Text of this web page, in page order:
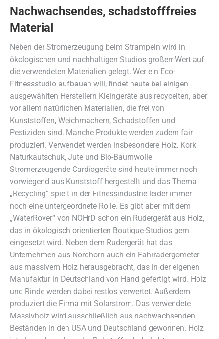
Nachwachsendes, schadstofffreies
Material
Neben der Stromerzeugung beim Strampeln wird in
ökologischen und nachhaltigen Studios großerr Wert auf
die verwendeten Materialien gelegt. Wer ein Eco-
Fitnessstudio aufbauen will, findet heute bei einigen
ausgewählten Herstellern Kleingeräte aus recycelten, aber
vor allem natürlichen Materialien, die frei von
Kunststoffen, Weichmachern, Schadstoffen und
Pestiziden sind. Manche Produkte werden zudem fair
produziert. Verwendet werden insbesondere Holz, Kork,
Naturkautschuk, Jute und Bio-Baumwolle.
Stromerzeugende Cardiogeräte sind heute immer noch
vorwiegend aus Kunststoff hergestellt und das Thema
„Recycling“ spielt in der Fitnessindustrie leider immer
noch eine untergeordnete Rolle. Es gibt aber mit dem
„WaterRover“ von NOHrD schon ein Rudergerät aus Holz,
das in ökologisch orientierten Boutique-Studios gern
eingesetzt wird. Neben dem Rudergerät hat das
Unternehmen aus Nordhorn auch ein Fahrradergometer
aus massivem Holz herausgebracht, das in der eigenen
Manufaktur in Deutschland von Hand gefertigt wird. Holz
und Rinde werden dabei restlos verwertet. Außerdem
produziert die Firma mit Solarstrom. Das verwendete
Massivholz wird ausschließlich aus nachwachsenden
Beständen in den USA und Deutschland gewonnen. Holz